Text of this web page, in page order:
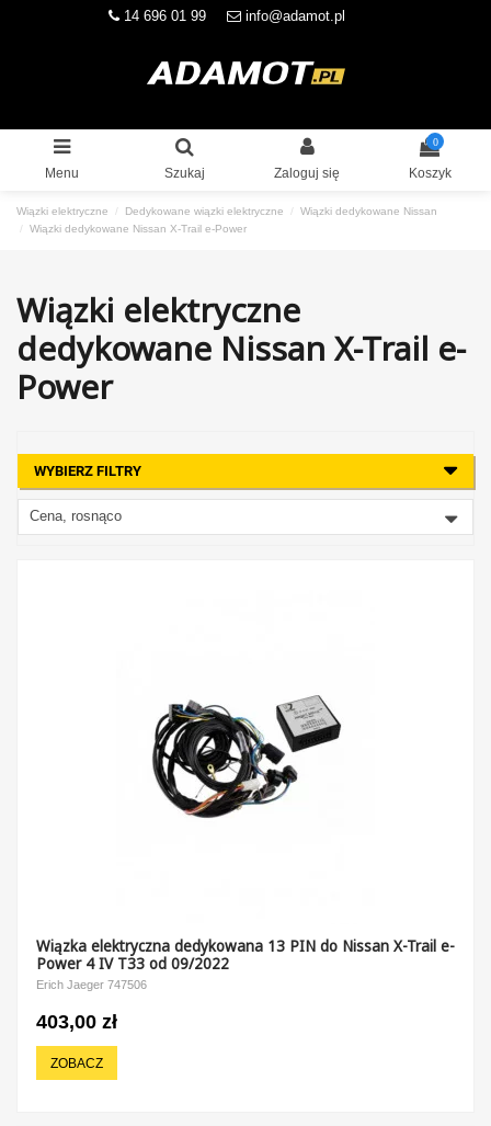
14 696 01 99 info@adamot.pl
Menu Szukaj Zaloguj się
0
Koszyk
Wiązki elektryczne Dedykowane wiązki elektryczne
Wiązki dedykowane Nissan
Wiązki dedykowane Nissan X-Trail e-Power
Wiązki elektryczne
dedykowane Nissan X-Trail e-
Power
WYBIERZ FILTRY
Cena, rosnąco
Wiązka elektryczna dedykowana 13 PIN do Nissan X-Trail e-
Power 4 IV T33 od 09/2022
Erich Jaeger 747506
403,00 zł
ZOBACZ